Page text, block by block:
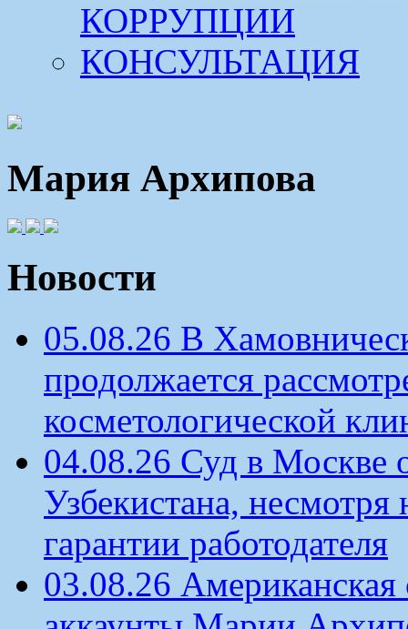
КОРРУПЦИИ
КОНСУЛЬТАЦИЯ
Мария Архипова
Новости
05.08.26 В
продолжается
косметологической
04.08.26 Суд в Москве
Узбекистана,
гарантии работодателя
03.08.26 Американская